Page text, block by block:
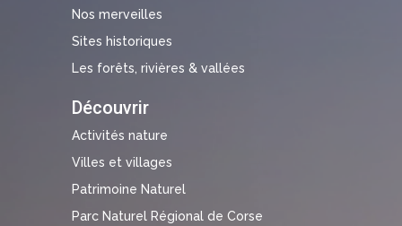
Nos merveilles
Sites historiques
Les forêts, rivières & vallées
Découvrir
Activités nature
Villes et villages
Patrimoine Naturel
Parc Naturel Régional de Corse